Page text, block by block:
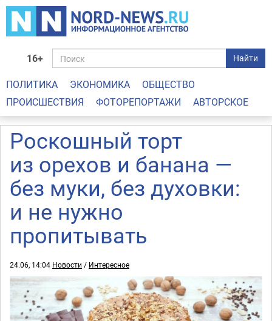
16+ Найти
ПОЛИТИКА ЭКОНОМИКА
ОБЩЕСТВО
ПРОИСШЕСТВИЯ
ФОТОРЕПОРТАЖИ АВТОРСКОЕ
Роскошный торт
из орехов и банана —
без муки, без духовки:
и не нужно
пропитывать
24.06, 14:04 Новости / Интересное